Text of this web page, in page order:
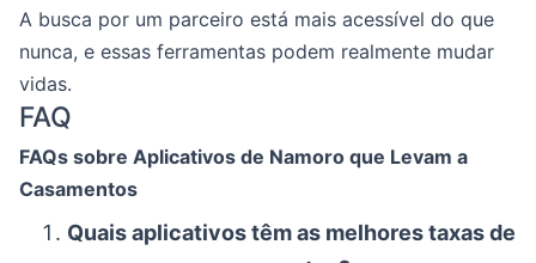
A busca por um parceiro está mais acessível do que
nunca, e essas ferramentas podem realmente mudar
vidas.
FAQ
FAQs sobre Aplicativos de Namoro que Levam a
Casamentos
Quais aplicativos têm as melhores taxas de